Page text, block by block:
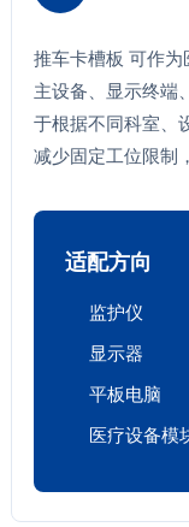
推车卡槽板 可作
主设备、显示终端
于根据不同科室、
减少固定工位限制
适配方向
监护仪
显示器
平板电脑
医疗设备模